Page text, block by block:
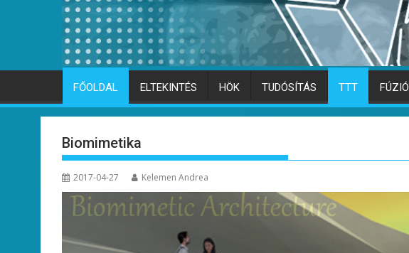
FŐOLDAL ELTEKINTÉS HÖK TUDÓSÍTÁS TTT FÚZIÓ
Biomimetika
2017-04-27 Kelemen Andrea